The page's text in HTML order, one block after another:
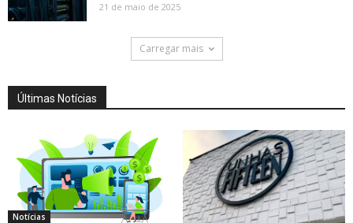
21 de maio de 2025
Carregar mais
Últimas Notícias
Notícias